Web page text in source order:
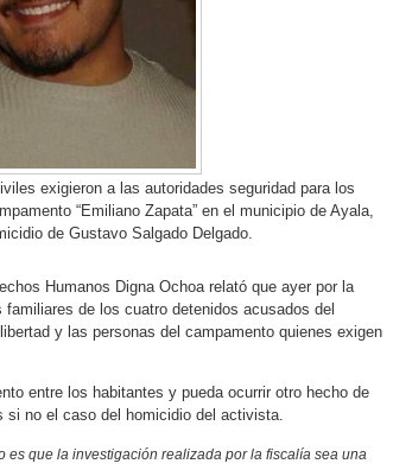
exigieron a las autoridades seguridad para los
“Emiliano Zapata” en el municipio de Ayala,
de Gustavo Salgado Delgado.
Humanos Digna Ochoa relató que ayer por la
de los cuatro detenidos acusados del
y las personas del campamento quienes exigen
entre los habitantes y pueda ocurrir otro hecho de
no el caso del homicidio del activista.
es que la investigación realizada por la fiscalía sea una